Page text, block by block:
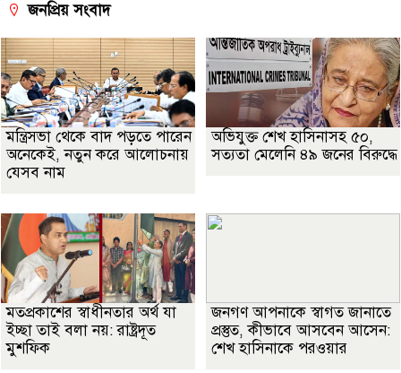
জনপ্রিয় সংবাদ
মন্ত্রিসভা থেকে বাদ পড়তে পারেন
অনেকেই, নতুন করে আলোচনায়
যেসব নাম
অভিযুক্ত শেখ হাসিনাসহ ৫০,
সত্যতা মেলেনি ৪৯ জনের বিরুদ্ধে
মতপ্রকাশের স্বাধীনতার অর্থ যা
ইচ্ছা তাই বলা নয়: রাষ্ট্রদূত
মুশফিক
জনগণ আপনাকে স্বাগত জানাতে
প্রস্তুত, কীভাবে আসবেন আসেন:
শেখ হাসিনাকে পরওয়ার